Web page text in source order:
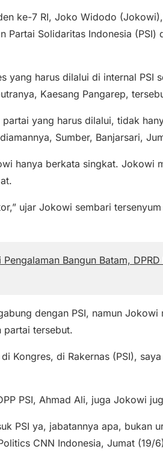
ke-7 RI, Joko Widodo
Partai Solidaritas Indonesia (PSI)
yang harus dilalui di internal PSI
Kaesang Pangarep,
yang harus dilalui, tidak
Sumber, Banjarsari,
hanya berkata singkat. Jokowi
ujar Jokowi sembari
Bangun Batam,
dengan PSI, namun Jokowi
partai tersebut.
Kongres, di Rakernas (PSI),
PSI, Ahmad Ali, juga Jokowi
PSI ya, jabatannya apa, bukan
CNN Indonesia, Jumat (19/